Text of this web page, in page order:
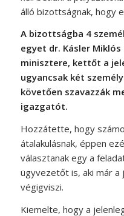
álló bizottságnak, hogy
A bizottságba 4
egyet dr. Kásler
minisztere, kettőt a
ugyancsak két
követően szavazzák
igazgatót.
Hozzátette, hogy
átalakulásnak, éppen
választanak egy a
ügyvezetőt is, aki már
végigviszi.
Kiemelte, hogy a